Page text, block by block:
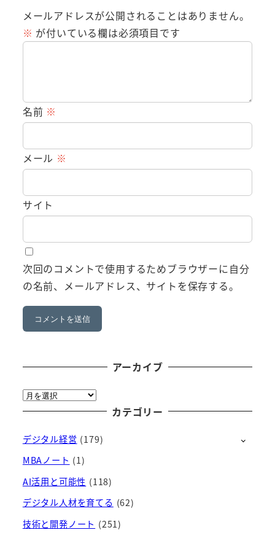
メールアドレスが公開されることはありません。
※ が付いている欄は必須項目です
名前 ※
メール ※
サイト
次回のコメントで使用するためブラウザーに自分
の名前、メールアドレス、サイトを保存する。
アーカイブ
ア
ー
イ
ブ
カテゴリー
デジタル経営 (179)
MBAノート (1)
AI活用と可能性 (118)
デジタル人材を育てる (62)
技術と開発ノート (251)